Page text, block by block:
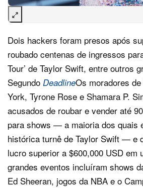
Dois hackers foram presos após
roubado centenas de ingressos
Tour’ de Taylor Swift, entre outros
Segundo DeadlineOs moradores
York, Tyrone Rose e Shamara P.
acusados de roubar e vender até
para shows — a maioria dos quais
histórica turnê de Taylor Swift — e
lucro superior a $600,000 USD em
grandes eventos incluíram shows
Ed Sheeran, jogos da NBA e o